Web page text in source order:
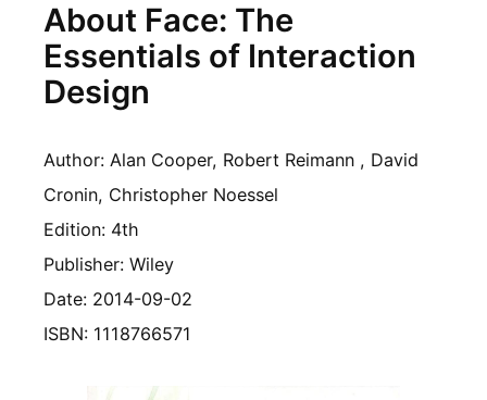
About Face: The
Essentials of Interaction
Design
Author: Alan Cooper, Robert Reimann , David
Cronin, Christopher Noessel
Edition: 4th
Publisher: Wiley
Date: 2014-09-02
ISBN: 1118766571